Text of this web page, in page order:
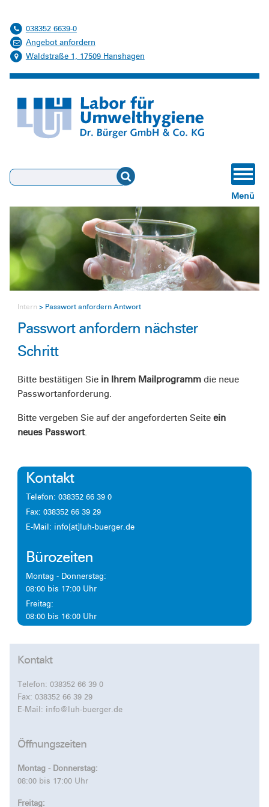
038352 6639-0
Angebot anfordern
Waldstraße 1, 17509 Hanshagen
Suchen
Menü
Intern Passwort anfordern Antwort
Passwort anfordern nächster
Schritt
Bitte bestätigen Sie in Ihrem Mailprogramm die neue
Passwortanforderung.
Bitte vergeben Sie auf der angeforderten Seite ein
neues Passwort.
Kontakt
Telefon: 038352 66 39 0
Fax: 038352 66 39 29
E-Mail: info[at]luh-buerger.de
Bürozeiten
Montag - Donnerstag:
08:00 bis 17:00 Uhr
Freitag:
08:00 bis 16:00 Uhr
Kontakt
Telefon:038352 66 39 0
Fax: 038352 66 39 29
E-Mail: info@luh-buerger.de
Öffnungszeiten
Montag - Donnerstag:
08:00 bis 17:00 Uhr
Freitag: